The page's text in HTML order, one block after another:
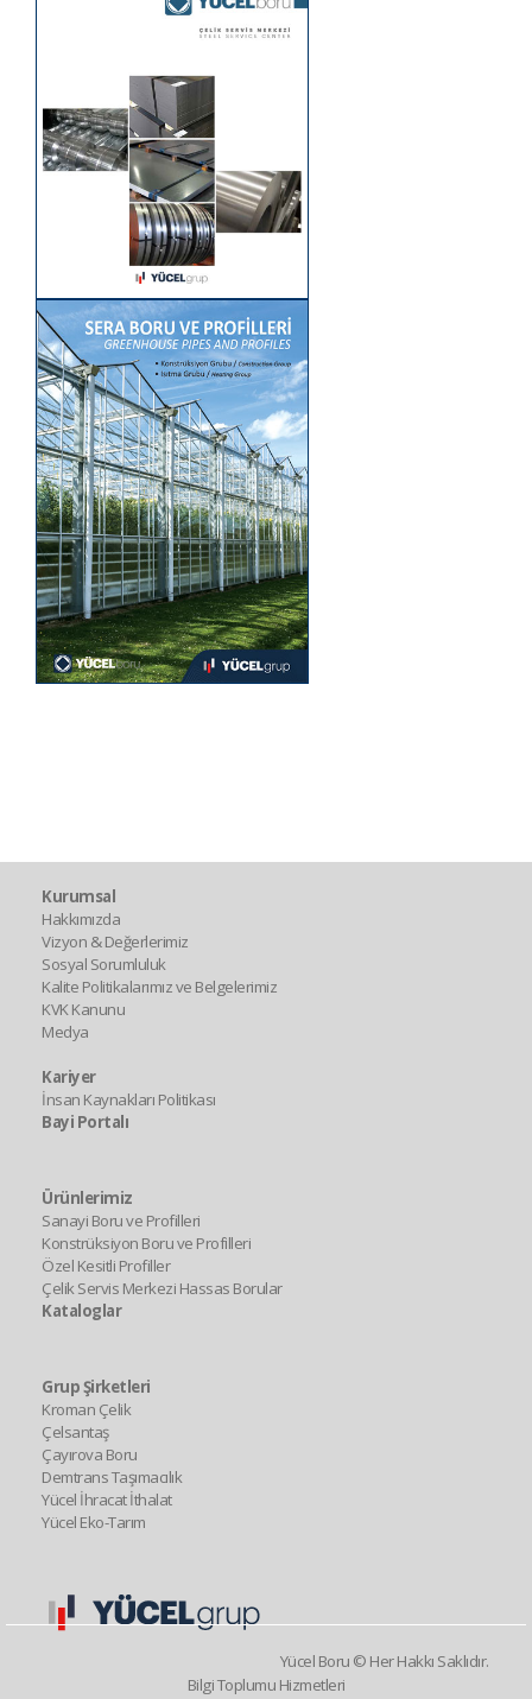
Kurumsal
Hakkımızda
Vizyon & Değerlerimiz
Sosyal Sorumluluk
Kalite Politikalarımız ve Belgelerimiz
KVK Kanunu
Medya
Kariyer
İnsan Kaynakları Politikası
Bayi Portalı
Ürünlerimiz
Sanayi Boru ve Profilleri
Konstrüksiyon Boru ve Profilleri
Özel Kesitli Profiller
Çelik Servis Merkezi Hassas Borular
Kataloglar
Grup Şirketleri
Kroman Çelik
Çelsantaş
Çayırova Boru
Demtrans Taşımacılık
Yücel İhracat İthalat
Yücel Eko-Tarım
Yücel Boru © Her Hakkı Saklıdır.
Bilgi Toplumu Hizmetleri